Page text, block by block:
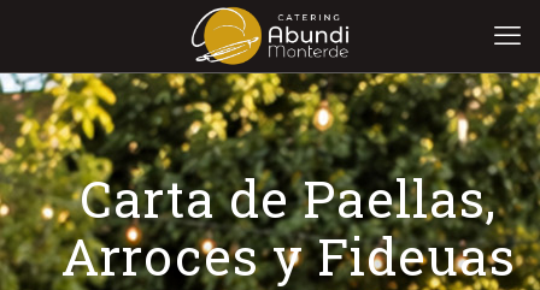
Carta de Paellas,
Arroces y Fideuas